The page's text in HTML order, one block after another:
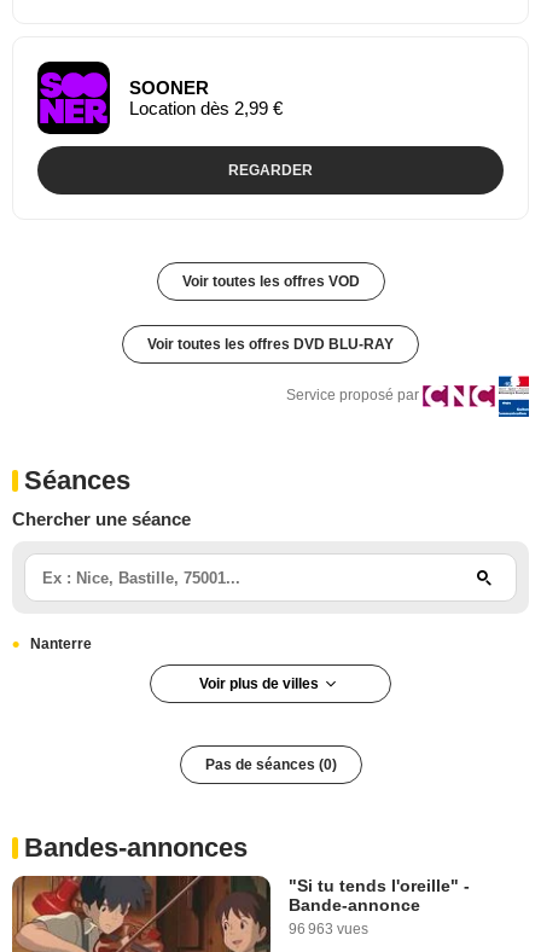
SOONER
Location dès 2,99 €
REGARDER
Voir toutes les offres VOD
Voir toutes les offres DVD BLU-RAY
Service proposé par
Séances
Chercher une séance
Nanterre
Voir plus de villes
Pas de séances (0)
Bandes-annonces
"Si tu tends l'oreille" -
Bande-annonce
96 963 vues